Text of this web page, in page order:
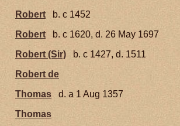
Robert
b. c 1452
Robert
b. c 1620, d. 26 May 1697
Robert (Sir)
b. c 1427, d. 1511
Robert de
Thomas
d. a 1 Aug 1357
Thomas